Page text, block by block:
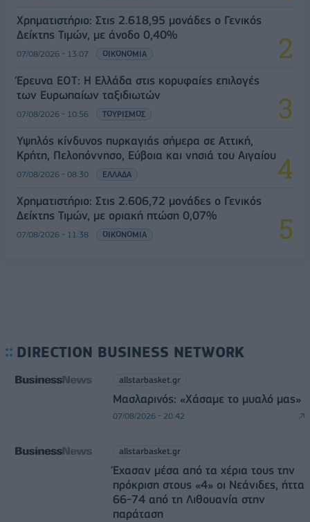
Χρηματιστήριο: Στις 2.618,95 μονάδες ο Γενικός
Δείκτης Τιμών, με άνοδο 0,40%
07/08/2026 - 13:07 ΟΙΚΟΝΟΜΙΑ
Έρευνα ΕΟΤ: Η Ελλάδα στις κορυφαίες επιλογές
των Ευρωπαίων ταξιδιωτών
07/08/2026 - 10:56 ΤΟΥΡΙΣΜΟΣ
Υψηλός κίνδυνος πυρκαγιάς σήμερα σε Αττική,
Κρήτη, Πελοπόννησο, Εύβοια και νησιά του Αιγαίου
07/08/2026 - 08:30 ΕΛΛΑΔΑ
Χρηματιστήριο: Στις 2.606,72 μονάδες ο Γενικός
Δείκτης Τιμών, με οριακή πτώση 0,07%
07/08/2026 - 11:38 ΟΙΚΟΝΟΜΙΑ
DIRECTION BUSINESS NETWORK
allstarbasket.gr
Μασλαρινός: «Χάσαμε το μυαλό μας»
07/08/2026 - 20:42
allstarbasket.gr
Έχασαν μέσα από τα χέρια τους την
πρόκριση στους «4» οι Νεάνιδες, ήττα
66-74 από τη Λιθουανία στην
παράταση